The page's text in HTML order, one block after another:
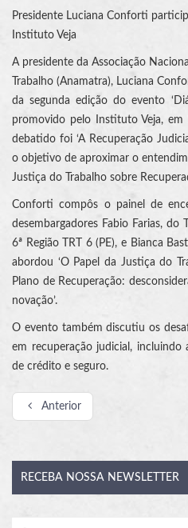
Presidente Luciana Conforti
Instituto Veja
A presidente da Associação
Trabalho (Anamatra), Luciana
da segunda edição do evento
promovido pelo Instituto Veja, em
debatido foi ‘A Recuperação
o objetivo de aproximar o
Justiça do Trabalho sobre
Conforti compôs o painel de
desembargadores Fabio Farias, do
6ª Região TRT 6 (PE), e Bianca
abordou ‘O Papel da Justiça do
Plano de Recuperação:
novação’.
O evento também discutiu os
em recuperação judicial, incluindo
de crédito e seguro.
Anterior
RECEBA NOSSA NEWSLETTER